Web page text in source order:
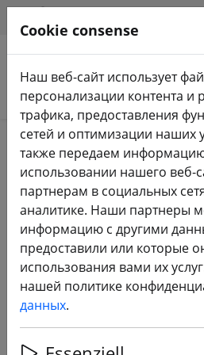
Поиск продуктов
ZURÜCK ZUM BLOG
Партнерская
программа
28.06.22
Cookie consense
Наш веб-сайт использует
персонализации контента и
трафика, предоставления
сетей и оптимизации наших
также передаем
использовании нашего веб-
партнерам в социальных
аналитике. Наши партнеры
информацию с другими
предоставили или которые
использования вами их
нашей политике
данных.